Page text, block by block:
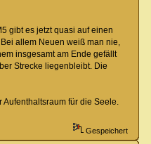
gibt es jetzt quasi auf einen
allem Neuen weiß man nie,
insgesamt am Ende gefällt
Strecke liegenbleibt. Die
für die Seele.
Gespeichert